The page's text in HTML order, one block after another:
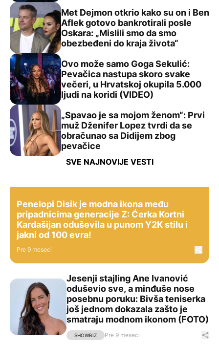
Met Dejmon otkrio kako su on i Ben Aflek gotovo
Met Dejmon otkrio kako su on i Ben
Aflek gotovo bankrotirali posle
Oskara: „Mislili smo da smo
obezbeđeni do kraja života“
Ovo može samo Goga Sekulić: Pevačica nastupa
Ovo može samo Goga Sekulić:
Pevačica nastupa skoro svake
večeri, u Hrvatskoj okupila 5.000
ljudi na koridi (VIDEO)
„Spavao je sa mojom ženom“: Prvi muž Dženifer
„Spavao je sa mojom ženom“: Prvi
muž Dženifer Lopez tvrdi da se
obračunao sa Didijem zbog
pevačice
SVE NAJNOVIJE VESTI
Penelopi Disik je modna ikona među
pripadnicima generacije Z: Ćerka Kortni
Kardašijan oduševila u punom Y2K stilu i
jakni od 100 evra!
Pre 9 meseci
Jesenji stajling Ane Ivanović oduševio sve, a minđuše
Jesenji stajling Ane Ivanović
oduševio sve, a minđuše nose
posebnu poruku: Bivša teniserka
još jednom dokazala zašto je
smatraju modnom ikonom (FOTO)
SHOWBIZ Pre 9 meseci